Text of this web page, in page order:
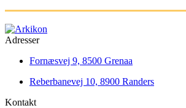
Adresser
Fornæsvej 9, 8500 Grenaa
Reberbanevej 10, 8900 Randers
Kontakt